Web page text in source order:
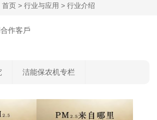
首页 > 行业与应用 > 行业介绍
合作客戶
洁能保农机专栏